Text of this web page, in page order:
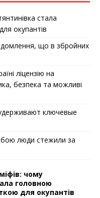
стала
окупантів
що в збройних
ліцензію на
безпека та можливі
ключевые
люди стежили за
чому
головною
для окупантів